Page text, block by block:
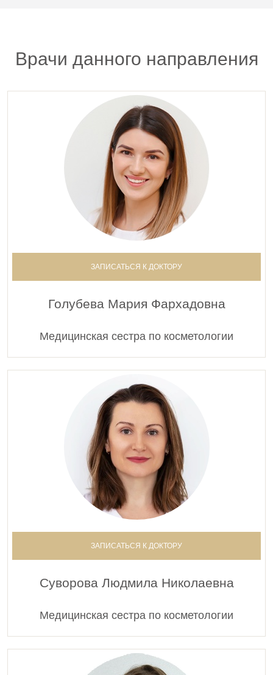
Врачи данного направления
ЗАПИСАТЬСЯ К ДОКТОРУ
Голубева Мария Фархадовна
Медицинская сестра по косметологии
ЗАПИСАТЬСЯ К ДОКТОРУ
Суворова Людмила Николаевна
Медицинская сестра по косметологии